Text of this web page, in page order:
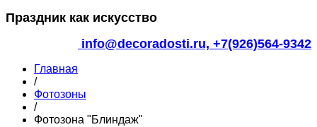
Праздник как искусство
info@decoradosti.ru, +7(926)564-9342
Главная
/
Фотозоны
/
Фотозона "Блиндаж"